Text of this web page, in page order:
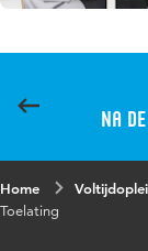
Na
Home
Toelating